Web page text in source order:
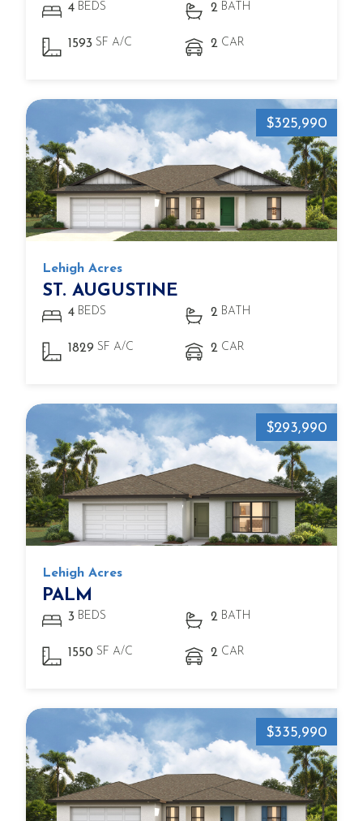
4 BEDS 2 BATH
1593 SF A/C 2 CAR
$325,990
Lehigh Acres
ST. AUGUSTINE
4 BEDS 2 BATH
1829 SF A/C 2 CAR
$293,990
Lehigh Acres
PALM
3 BEDS 2 BATH
1550 SF A/C 2 CAR
$335,990